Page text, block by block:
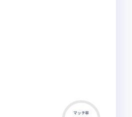
マッチ率